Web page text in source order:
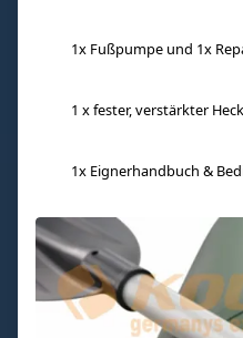
1x Fußpumpe und 1x
1 x fester, verstärkter
1x Eignerhandbuch &